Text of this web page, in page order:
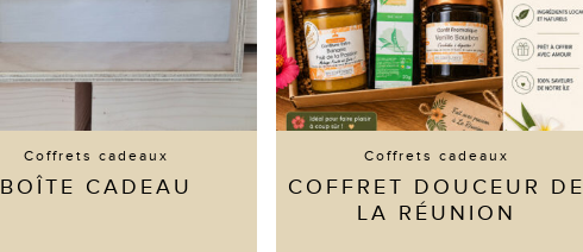
Coffrets cadeaux
BOÎTE CADEAU
Coffrets cadeaux
COFFRET DOUCEUR DE
LA RÉUNION